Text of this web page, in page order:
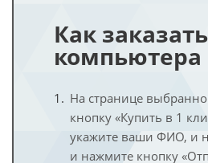
Как
компьютера
На странице
кнопку «Купить в 1
укажите ваши ФИО, и
и нажмите кнопку